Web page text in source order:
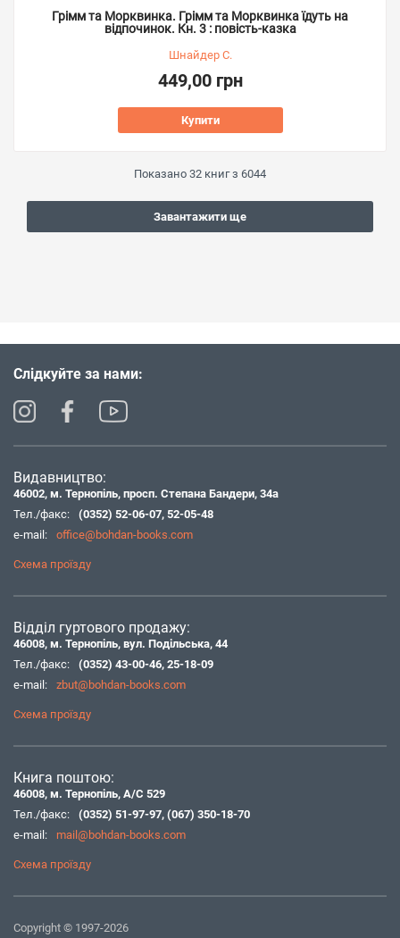
Грімм та Морквинка. Грімм та Морквинка їдуть на
відпочинок. Кн. 3 : повість-казка
Шнайдер С.
449,00 грн
Купити
Показано 32 книг з 6044
Завантажити ще
Слідкуйте за нами:
Видавництво:
46002, м. Тернопіль, просп. Степана Бандери, 34а
Тел./факс:
(0352) 52-06-07, 52-05-48
e-mail:
office@bohdan-books.com
Схема проїзду
Відділ гуртового продажу:
46008, м. Тернопіль, вул. Подільська, 44
Тел./факс:
(0352) 43-00-46, 25-18-09
e-mail:
zbut@bohdan-books.com
Схема проїзду
Книга поштою:
46008, м. Тернопіль, А/С 529
Тел./факс:
(0352) 51-97-97, (067) 350-18-70
e-mail:
mail@bohdan-books.com
Схема проїзду
Copyright © 1997-2026